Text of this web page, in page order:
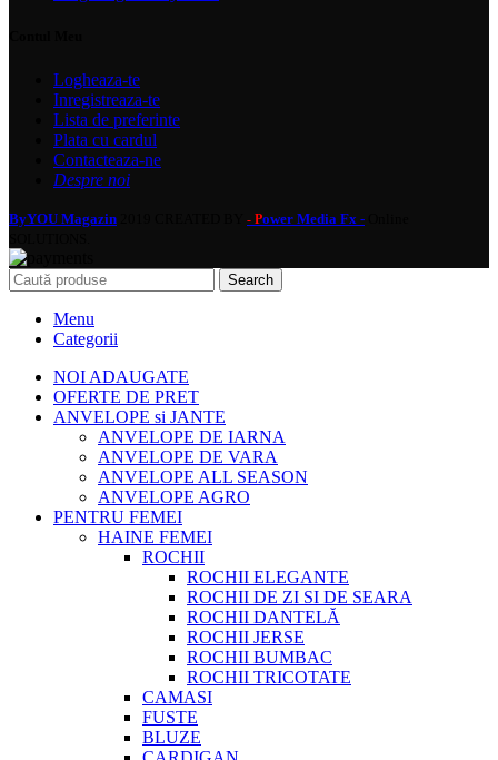
Logheaza-te
Inregistreaza-te
Lista de preferinte
Plata cu cardul
Contacteaza-ne
Despre noi
ByYOU Magazin - Power Media Fx -
Search
Menu
Categorii
NOI ADAUGATE
OFERTE DE PRET
ANVELOPE si JANTE
ANVELOPE DE IARNA
ANVELOPE DE VARA
ANVELOPE ALL SEASON
ANVELOPE AGRO
PENTRU FEMEI
HAINE FEMEI
ROCHII
ROCHII ELEGANTE
ROCHII DE ZI SI DE SEARA
ROCHII DANTELĂ
ROCHII JERSE
ROCHII BUMBAC
ROCHII TRICOTATE
CAMASI
FUSTE
BLUZE